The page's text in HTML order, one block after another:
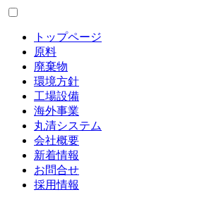
トップページ
原料
廃棄物
環境方針
工場設備
海外事業
丸清システム
会社概要
新着情報
お問合せ
採用情報